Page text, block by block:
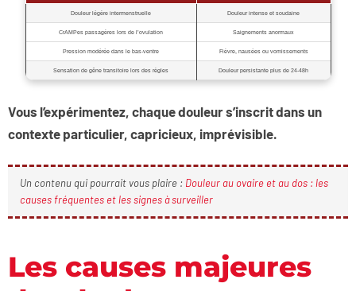
Douleur légère intermenstruelle Douleur intense et soudaine
CrAMPes passagères lors de l’ovulation Saignements anormaux
Pression modérée dans le bas-ventre Fièvre, nausées ou vomissements
Sensation de gêne transitoire lors des règles Douleur persistante plus de 24-48h
Vous l’expérimentez, chaque douleur s’inscrit dans un
contexte particulier, capricieux, imprévisible.
Un contenu qui pourrait vous plaire : Douleur au ovaire et au dos : les
causes fréquentes et les signes à surveiller
Les causes majeures